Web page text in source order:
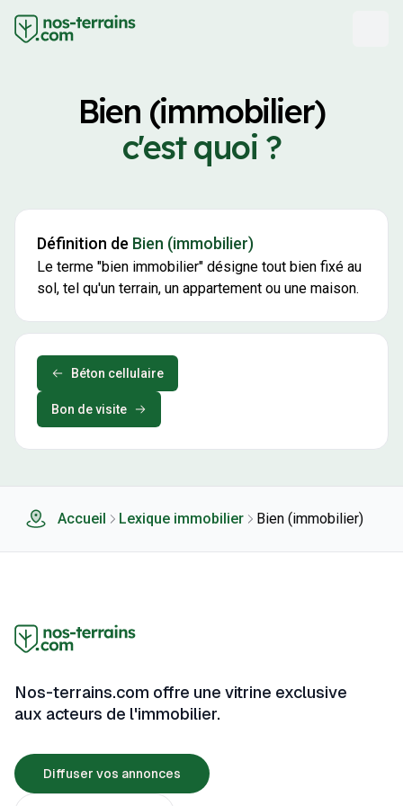
Bien (immobilier)
c'est quoi ?
Définition de Bien (immobilier)
Le terme "bien immobilier" désigne tout bien fixé au
sol, tel qu'un terrain, un appartement ou une maison.
Béton cellulaire
Bon de visite
Accueil Lexique immobilier Bien (immobilier)
Nos-terrains.com offre une vitrine exclusive
aux acteurs de l'immobilier.
Diffuser vos annonces